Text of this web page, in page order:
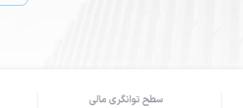
سطح توانگری مالی